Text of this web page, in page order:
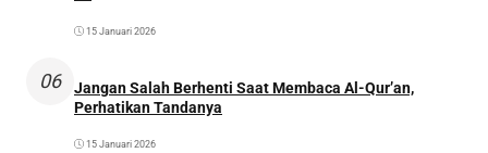
15 Januari 2026
06
Jangan Salah Berhenti Saat Membaca Al-Qur’an,
Perhatikan Tandanya
15 Januari 2026